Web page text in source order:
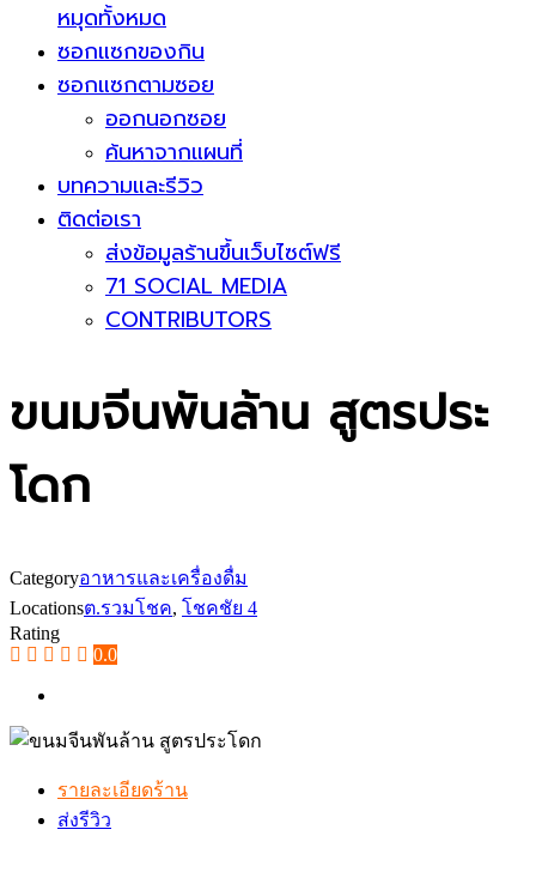
หมุดทั้งหมด
ซอกแซกของกิน
ซอกแซกตามซอย
ออกนอกซอย
ค้นหาจากแผนที่
บทความและรีวิว
ติดต่อเรา
ส่งข้อมูลร้านขึ้นเว็บไซต์ฟรี
71 SOCIAL MEDIA
CONTRIBUTORS
ขนมจีนพันล้าน สูตรประ
โดก
Categoryอาหารและเครื่องดื่ม
Locationsต.รวมโชค, โชคชัย 4
Rating
0.0
รายละเอียดร้าน
ส่งรีวิว